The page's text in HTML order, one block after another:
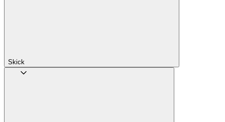
Skick